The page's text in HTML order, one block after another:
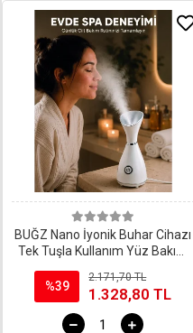
BUĞZ Nano İyonik Buhar Cihazı
Tek Tuşla Kullanım Yüz Bakım
%39
2.171,70 TL
1.328,80 TL